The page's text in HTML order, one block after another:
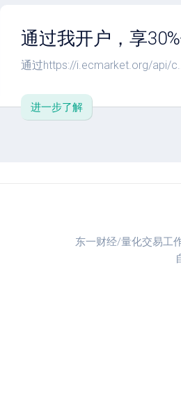
通过我开户，享
通过https://i.ecmarket.org/api/
进一步了解
东一财经/量化交易工